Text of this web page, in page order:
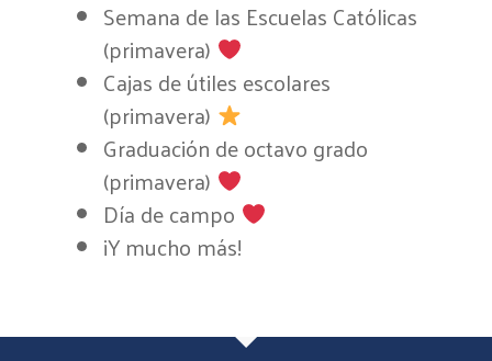
Semana de las Escuelas Católicas
(primavera)
Cajas de útiles escolares
(primavera)
Graduación de octavo grado
(primavera)
Día de campo
¡Y mucho más!